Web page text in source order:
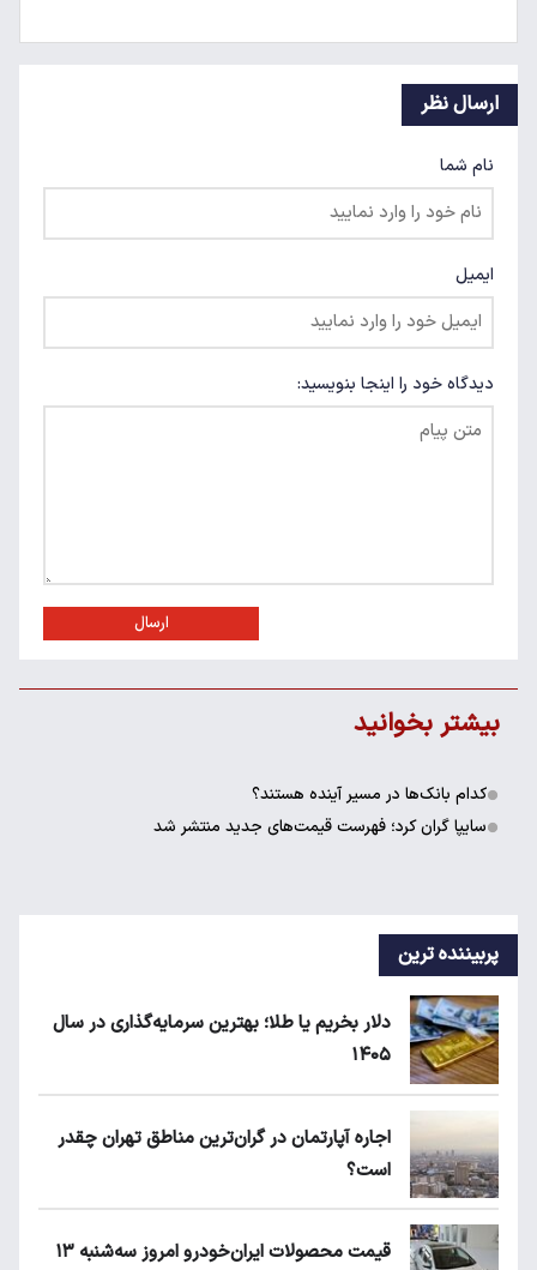
ارسال نظر
نام شما
ایمیل
دیدگاه خود را اینجا بنویسید:
ارسال
بیشتر بخوانید
کدام بانک‌ها در مسیر آینده هستند؟
سایپا گران کرد؛ فهرست قیمت‌های جدید منتشر شد
پربیننده ترین
دلار بخریم یا طلا؛ بهترین سرمایه‌گذاری در سال
۱۴۰۵
اجاره آپارتمان در گران‌ترین مناطق تهران چقدر
است؟
قیمت محصولات ایران‌خودرو امروز سه‌شنبه ۱۳